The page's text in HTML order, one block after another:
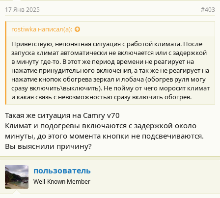
н
о
с
и
:
17 Янв 2025 #403
rostiwka написал(а):
Приветствую, непонятная ситуация с работой климата. После
запуска климат автоматически не включается или с задержкой
в минуту где-то. В этот же период времени не реагирует на
нажатие принудительного включения, а так же не реагирует на
нажатие кнопок обогрева зеркал и лобача (обогрев руля могу
сразу включить\выключить). Не пойму от чего моросит климат
и какая связь с невозможностью сразу включить обогрев.
Такая же ситуация на Camry v70
Климат и подогревы включаются с задержкой около
минуты, до этого момента кнопки не подсвечиваются.
Вы выяснили причину?
пользователь
Well-Known Member